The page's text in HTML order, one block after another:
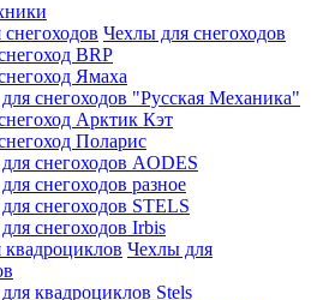
Чехлы для снегоходов
BRP
Ямаха
снегоходов "Русская Механика"
Арктик Кэт
Поларис
снегоходов AODES
снегоходов разное
снегоходов STELS
снегоходов Irbis
Чехлы для
квадроциклов Stels